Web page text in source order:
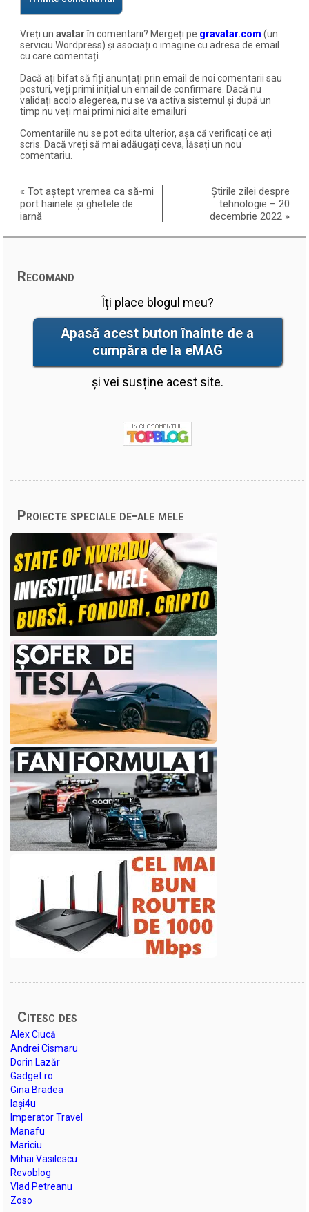
Vreți unavatarîn comentarii? Mergeți pe gravatar.com (un
serviciu Wordpress) și asociați o imagine cu adresa de email
cu care comentați.
Dacă ați bifat să fiți anunțați prin email de noi comentarii sau
posturi, veți primi inițial un email de confirmare. Dacă nu
validați acolo alegerea, nu se va activa sistemul și după un
timp nu veți mai primi nici alte emailuri
Comentariile nu se pot edita ulterior, așa că verificați ce ați
scris. Dacă vreți să mai adăugați ceva, lăsați un nou
comentariu.
«Tot aștept vremea ca să-mi
port hainele și ghetele de
iarnă
Știrile zilei despre
tehnologie – 20
decembrie 2022 »
Recomand
Îți place blogul meu?
Apasă acest buton înainte de a
cumpăra de la eMAG
și vei susține acest site.
Proiecte speciale de-ale mele
Citesc des
Alex Ciucă
Andrei Cismaru
Dorin Lazăr
Gadget.ro
Gina Bradea
Iași4u
Imperator Travel
Manafu
Mariciu
Mihai Vasilescu
Revoblog
Vlad Petreanu
Zoso